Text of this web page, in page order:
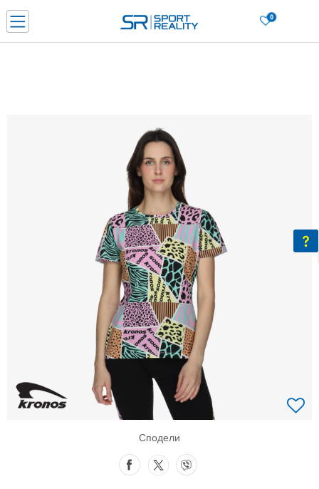
0
ДОЗНАЈ ПОВЕЌЕ
Ценовник
ДОЗНАЈ ПОВЕЌЕ
Сподели